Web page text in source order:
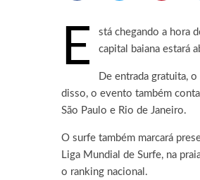
E
stá chegando a hora
capital baiana estará
De entrada gratuita,
disso, o evento também
São Paulo e Rio de Janeiro.
O surfe também marcará
Liga Mundial de Surfe, na
o ranking nacional.